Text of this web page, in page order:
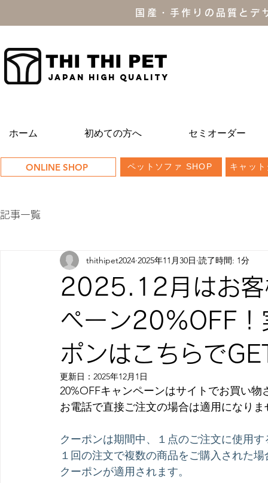
国産・手作りの品質と
THI THI PET
JAPAN high quality
ホーム 初めての方へ セミオーダー
ONLINE SHOP ペットソファ SHOP キャッ
記事一覧
2025.12月はお客
ペーン20%OFF！
ポンはこちらで
thithipet2024 2025年11月30日 読了時間: 1分
更新日： 2025年12月1日
20%OFFキャンペーンはサイトでお買い
お電話で直接ご注文の場合は適用になり
クーポンは期間中、１点のご注文に使用
１回の注文で複数の商品をご購入された
クーポンが適用されます。